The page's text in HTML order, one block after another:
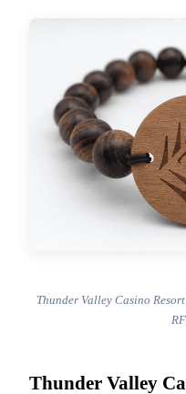
Thunder Valley Casino
Thunder Valley